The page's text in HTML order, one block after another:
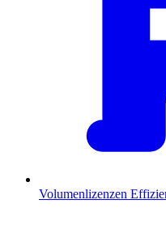
Volumenlizenzen